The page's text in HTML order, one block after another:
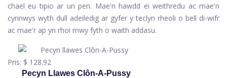
chael eu tipio ar un pen. Mae'n hawdd ei weithredu ac mae'n
cynnwys wyth dull adeiledig ar gyfer y teclyn rheoli o bell di-wifr
ac mae'r ap yn rhoi mwy fyth o waith addasu.
Pris: $ 128.92
Pecyn Llawes Clôn-A-Pussy